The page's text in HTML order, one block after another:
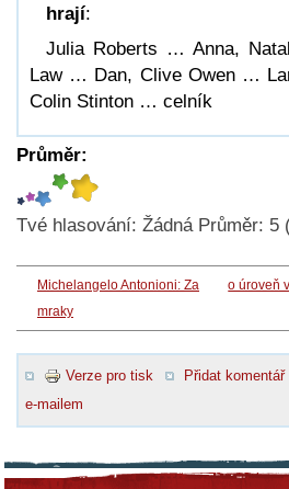
hrají:
Julia Roberts … Anna,
Law … Dan, Clive Owen …
Colin Stinton … celník
Průměr:
Tvé hlasování: Žádná Průměr: 5
Michelangelo Antonioni: Za
mraky
o úroveň
Verze pro tisk Přidat komentář
e-mailem